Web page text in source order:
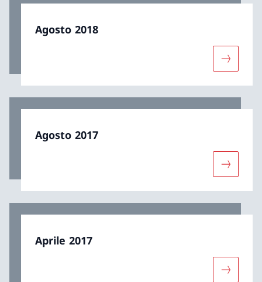
Agosto 2018
Agosto 2017
Aprile 2017